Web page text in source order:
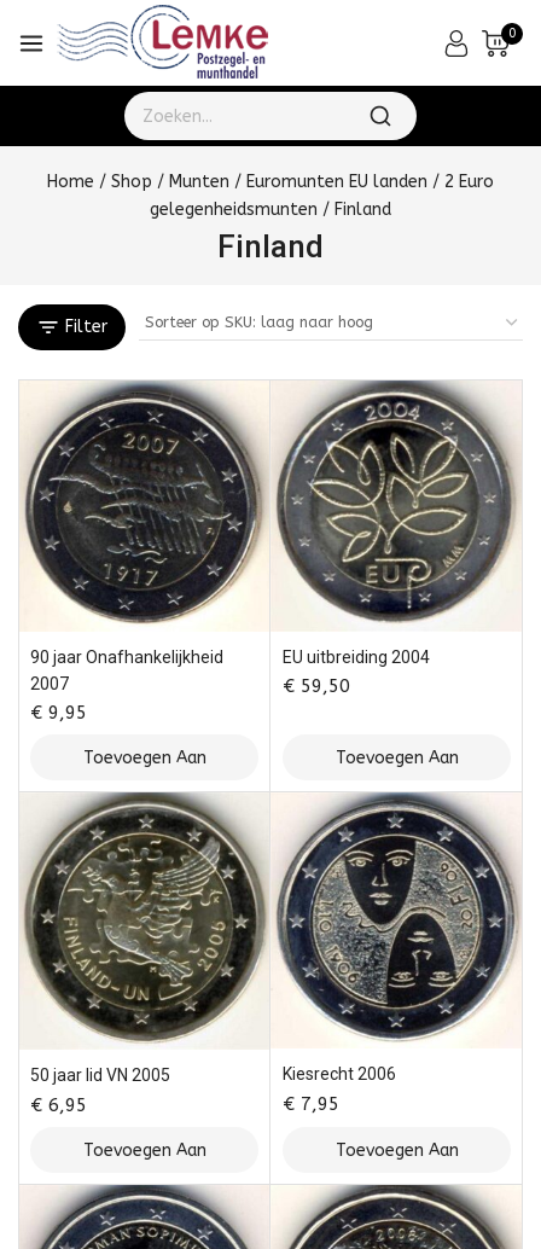
0
Home / Shop / Munten / Euromunten EU landen / 2 Euro
gelegenheidsmunten / Finland
Finland
Filter
90 jaar Onafhankelijkheid
2007
€ 9,95
Toevoegen Aan
Winkelwagen
EU uitbreiding 2004
€ 59,50
Toevoegen Aan
Winkelwagen
50 jaar lid VN 2005
€ 6,95
Toevoegen Aan
Winkelwagen
Kiesrecht 2006
€ 7,95
Toevoegen Aan
Winkelwagen